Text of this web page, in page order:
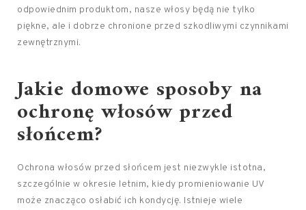
odpowiednim produktom, nasze włosy będą nie tylko
piękne, ale i dobrze chronione przed szkodliwymi czynnikami
zewnętrznymi.
Jakie domowe sposoby na
ochronę włosów przed
słońcem?
Ochrona włosów przed słońcem jest niezwykle istotna,
szczególnie w okresie letnim, kiedy promieniowanie UV
może znacząco osłabić ich kondycję. Istnieje wiele